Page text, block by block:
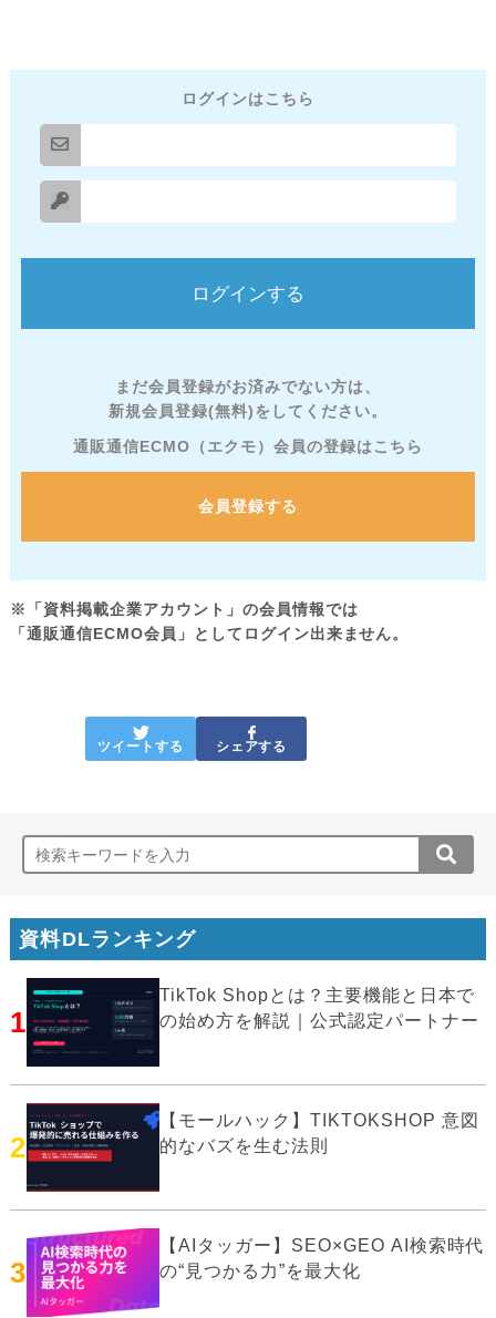
ログインはこちら
まだ会員登録がお済みでない方は、
新規会員登録(無料)をしてください。
通販通信ECMO（エクモ）会員の登録はこちら
会員登録する
※「資料掲載企業アカウント」の会員情報では
「通販通信ECMO会員」としてログイン出来ません。
ツイートする シェアする
資料DLランキング
1
TikTok Shopとは？主要機能と日本で
の始め方を解説｜公式認定パートナー
2
【モールハック】TIKTOKSHOP 意図
的なバズを生む法則
3
【AIタッガー】SEO×GEO AI検索時代
の“見つかる力”を最大化